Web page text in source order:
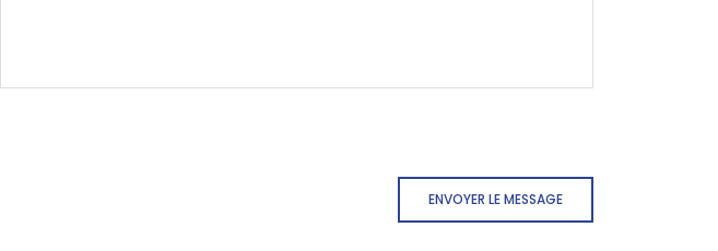
ENVOYER LE MESSAGE